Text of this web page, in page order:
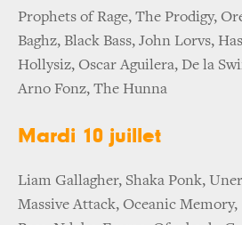
Prophets of Rage, The Prodigy,
Baghz, Black Bass, John Lorvs,
Hollysiz, Oscar Aguilera, De la
Arno Fonz, The Hunna
Mardi 10 juillet
Liam Gallagher, Shaka Ponk,
Massive Attack, Oceanic